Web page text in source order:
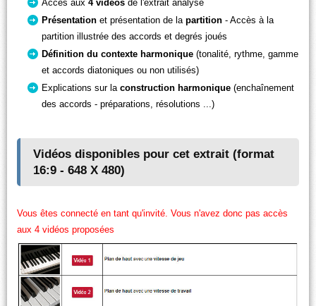
Accès aux4 vidéosde l'extrait analysé
Présentation et présentation de lapartition - Accès à la
partition illustrée des accords et degrés joués
Définition du contexte harmonique(tonalité, rythme, gamme
et accords diatoniques ou non utilisés)
Explications sur laconstruction harmonique (enchaînement
des accords - préparations, résolutions ...)
Vidéos disponibles pour cet extrait (format
16:9 - 648 X 480)
Vous êtes connecté en tant qu'invité. Vous n'avez donc pas accès
aux 4 vidéos proposées